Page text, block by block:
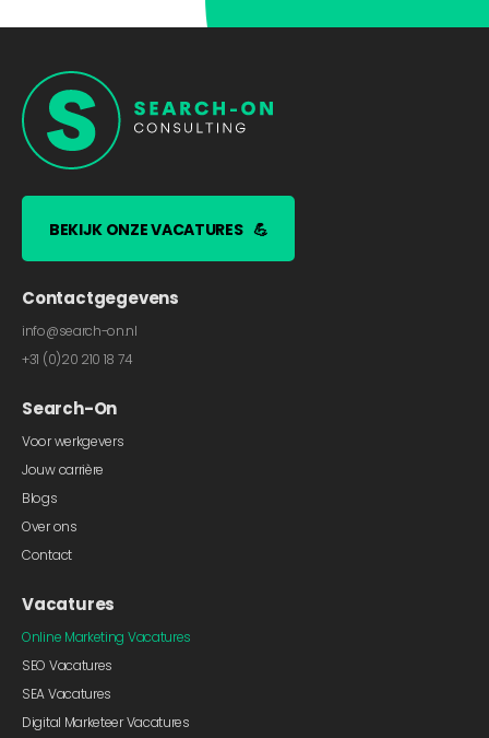
BEKIJK ONZE VACATURES 💪
Contactgegevens
info@search-on.nl
+31 (0)20 210 18 74
Search-On
Voor werkgevers
Jouw carrière
Blogs
Over ons
Contact
Vacatures
Online Marketing Vacatures
SEO Vacatures
SEA Vacatures
Digital Marketeer Vacatures